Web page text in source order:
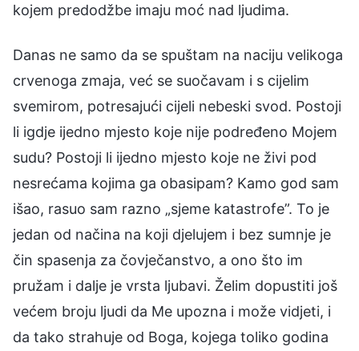
kojem predodžbe imaju moć nad ljudima.
Danas ne samo da se spuštam na naciju velikoga
crvenoga zmaja, već se suočavam i s cijelim
svemirom, potresajući cijeli nebeski svod. Postoji
li igdje ijedno mjesto koje nije podređeno Mojem
sudu? Postoji li ijedno mjesto koje ne živi pod
nesrećama kojima ga obasipam? Kamo god sam
išao, rasuo sam razno „sjeme katastrofe”. To je
jedan od načina na koji djelujem i bez sumnje je
čin spasenja za čovječanstvo, a ono što im
pružam i dalje je vrsta ljubavi. Želim dopustiti još
većem broju ljudi da Me upozna i može vidjeti, i
da tako strahuje od Boga, kojega toliko godina